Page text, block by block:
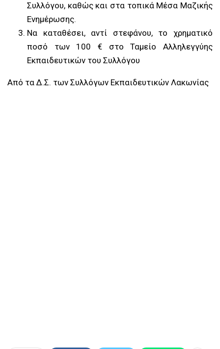
Συλλόγου, καθώς και στα τοπικά Μέσα Μαζικής
Ενημέρωσης.
Να καταθέσει, αντί στεφάνου, το χρηματικό
ποσό των 100 € στο Ταμείο Αλληλεγγύης
Εκπαιδευτικών του Συλλόγου
Από τα Δ.Σ. των Συλλόγων Εκπαιδευτικών Λακωνίας